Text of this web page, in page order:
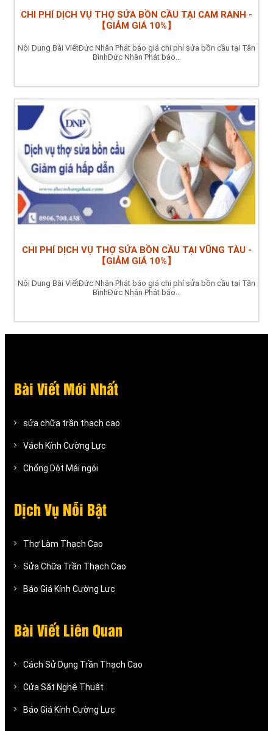
CHI PHÍ DỊCH VỤ THỢ SỬA BỒN CẦU TẠI CAM RANH -
【GIẢM GIÁ 10%】
Nội Dung Bài ViếtĐức Nhân Phát báo giá chi phí sửa bồn cầu tại Tân
BìnhĐức Nhân Phát báo...
CHI PHÍ DỊCH VỤ THỢ SỬA BỒN CẦU TẠI VŨNG TÀU -
【GIẢM GIÁ 10%】
Nội Dung Bài ViếtĐức Nhân Phát báo giá chi phí sửa bồn cầu tại Tân
BìnhĐức Nhân Phát báo...
Bài Viết Mới Nhất
sửa chữa trần thạch cao
Vách Kính Cường Lực
Chống Dột Mái ngói
Dịch Vụ Nỗi Bật
Thợ Làm Thạch Cao
Sửa Chữa Trần Thạch Cao
Báo Giá Kính Cường Lực
Bài Viết Liên Quan
Cách Sử Dụng Trần Thạch Cao
Cửa Sắt Nghệ Thuật
Báo Giá Kính Cường Lực